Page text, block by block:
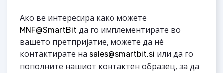
Ако ве интересира како можете
MNF@SmartBit да го имплементирате во
вашето претпријатие, можете да нè
контактирате на sales@smartbit.si или да го
пополните нашиот контактен образец, за да